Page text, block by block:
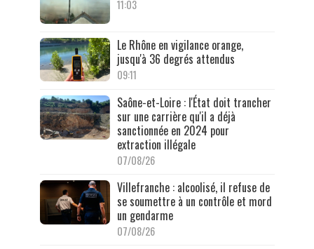
11:03
Le Rhône en vigilance orange,
jusqu'à 36 degrés attendus
09:11
Saône-et-Loire : l'État doit trancher
sur une carrière qu'il a déjà
sanctionnée en 2024 pour
extraction illégale
07/08/26
Villefranche : alcoolisé, il refuse de
se soumettre à un contrôle et mord
un gendarme
07/08/26